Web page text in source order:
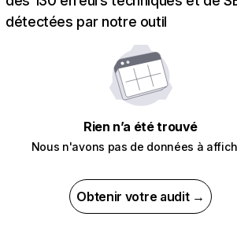
détectées par notre outil
Rien n’a été trouvé
Nous n'avons pas de données à
Obtenir votre audit →